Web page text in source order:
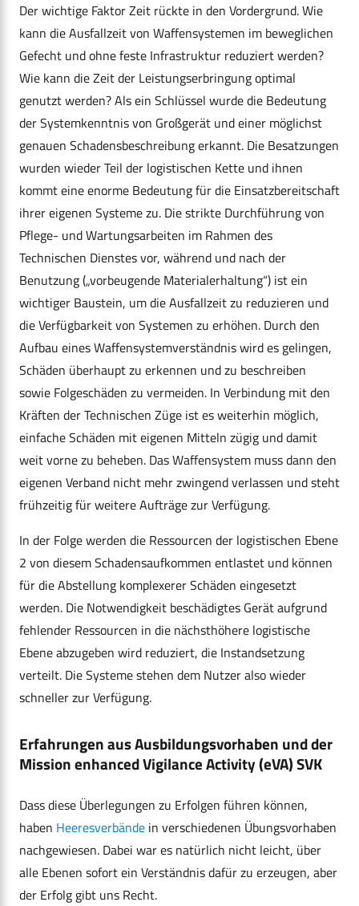
Der wichtige Faktor Zeit rückte in den Vordergrund. Wie
kann die Ausfallzeit von Waffensystemen im beweglichen
Gefecht und ohne feste Infrastruktur reduziert werden?
Wie kann die Zeit der Leistungserbringung optimal
genutzt werden? Als ein Schlüssel wurde die Bedeutung
der Systemkenntnis von Großgerät und einer möglichst
genauen Schadensbeschreibung erkannt. Die Besatzungen
wurden wieder Teil der logistischen Kette und ihnen
kommt eine enorme Bedeutung für die Einsatzbereitschaft
ihrer eigenen Systeme zu. Die strikte Durchführung von
Pflege- und Wartungsarbeiten im Rahmen des
Technischen Dienstes vor, während und nach der
Benutzung („vorbeugende Materialerhaltung“) ist ein
wichtiger Baustein, um die Ausfallzeit zu reduzieren und
die Verfügbarkeit von Systemen zu erhöhen. Durch den
Aufbau eines Waffensystemverständnis wird es gelingen,
Schäden überhaupt zu erkennen und zu beschreiben
sowie Folgeschäden zu vermeiden. In Verbindung mit den
Kräften der Technischen Züge ist es weiterhin möglich,
einfache Schäden mit eigenen Mitteln zügig und damit
weit vorne zu beheben. Das Waffensystem muss dann den
eigenen Verband nicht mehr zwingend verlassen und steht
frühzeitig für weitere Aufträge zur Verfügung.
In der Folge werden die Ressourcen der logistischen Ebene
2 von diesem Schadensaufkommen entlastet und können
für die Abstellung komplexerer Schäden eingesetzt
werden. Die Notwendigkeit beschädigtes Gerät aufgrund
fehlender Ressourcen in die nächsthöhere logistische
Ebene abzugeben wird reduziert, die Instandsetzung
verteilt. Die Systeme stehen dem Nutzer also wieder
schneller zur Verfügung.
Erfahrungen aus Ausbildungsvorhaben und der
Mission enhanced Vigilance Activity (eVA) SVK
Dass diese Überlegungen zu Erfolgen führen können,
haben Heeresverbände in verschiedenen Übungsvorhaben
nachgewiesen. Dabei war es natürlich nicht leicht, über
alle Ebenen sofort ein Verständnis dafür zu erzeugen, aber
der Erfolg gibt uns Recht.